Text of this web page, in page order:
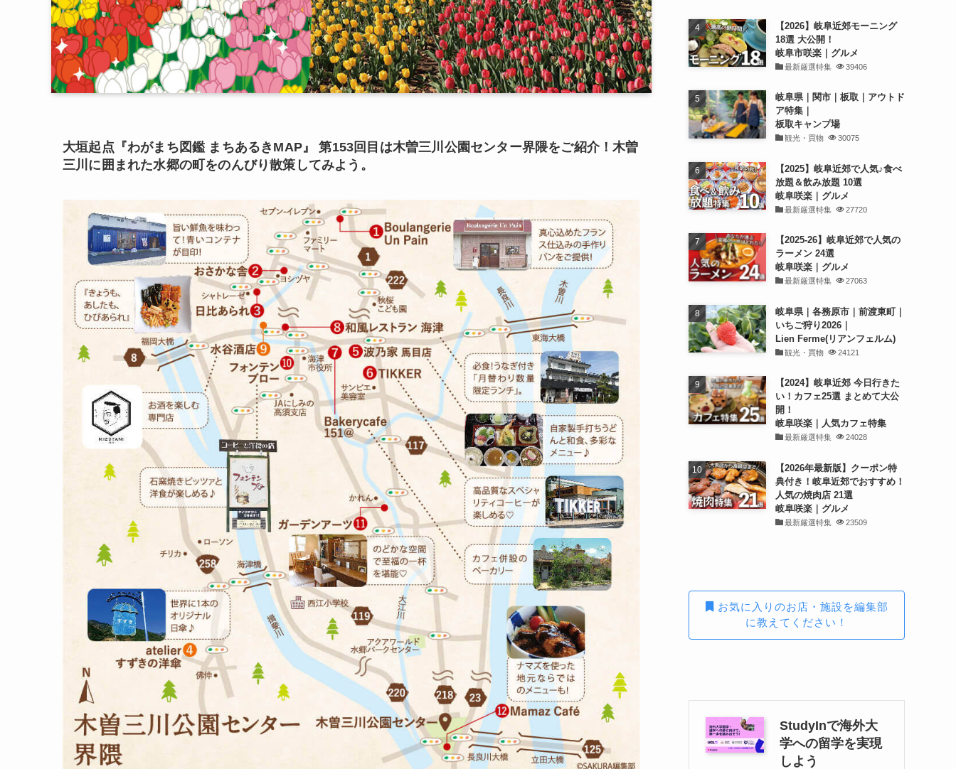
大垣起点『わがまち図鑑 まちあるきMAP』 第153回目は木曽三川公園センター界隈をご紹介！木曽
三川に囲まれた水郷の町をのんびり散策してみよう。
【2026】岐阜近郊モーニング
18選 大公開！
岐阜市咲楽｜グルメ
最新厳選特集 39406
岐阜県｜関市｜板取｜アウトド
ア特集｜
板取キャンプ場
観光・買物 30075
【2025】岐阜近郊で人気♪食べ
放題＆飲み放題 10選
岐阜咲楽｜グルメ
最新厳選特集 27720
【2025-26】岐阜近郊で人気の
ラーメン 24選
岐阜咲楽｜グルメ
最新厳選特集 27063
岐阜県｜各務原市｜前渡東町｜
いちご狩り2026｜
Lien Ferme(リアンフェルム)
観光・買物 24121
【2024】岐阜近郊 今日行きた
い！カフェ25選 まとめて大公
開！
岐阜咲楽｜人気カフェ特集
最新厳選特集 24028
【2026年最新版】クーポン特
典付き！岐阜近郊でおすすめ！
人気の焼肉店 21選
岐阜咲楽｜グルメ
最新厳選特集 23509
お気に入りのお店・施設を編集部
に教えてください！
StudyInで海外大
学への留学を実現
しよう